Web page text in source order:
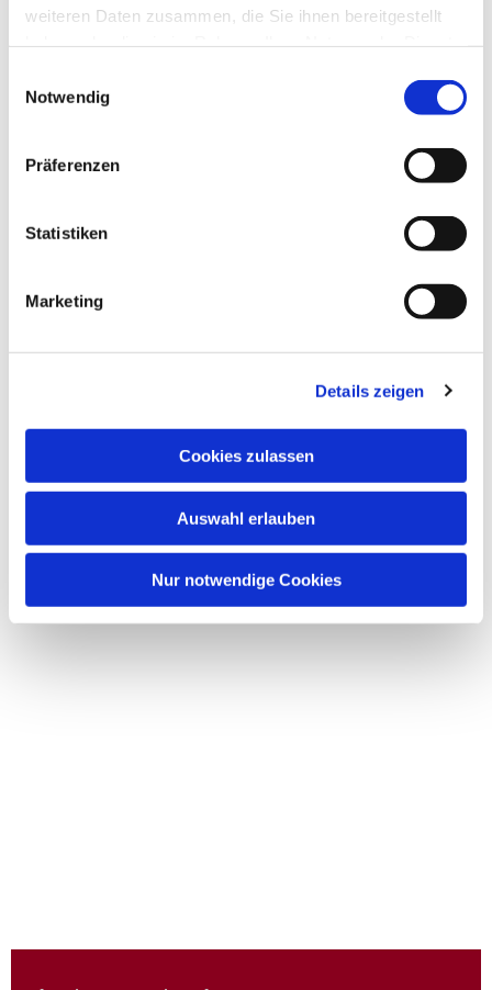
weiteren Daten zusammen, die Sie ihnen bereitgestellt
Notwendig
Präferenzen
Statistiken
Marketing
Details zeigen
Cookies zulassen
Auswahl erlauben
Nur notwendige Cookies
Dies könnte Sie auch
interessieren